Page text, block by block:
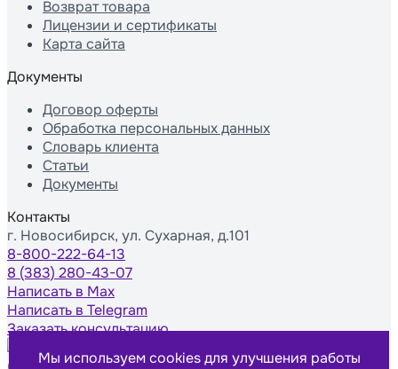
Возврат товара
Лицензии и сертификаты
Карта сайта
Документы
Договор оферты
Обработка персональных данных
Словарь клиента
Статьи
Документы
Контакты
г. Новосибирск, ул. Сухарная, д.101
8-800-222-64-13
8 (383) 280-43-07
Написать в Max
Написать в Telegram
Заказать консультацию
Мы используем cookies для улучшения работы